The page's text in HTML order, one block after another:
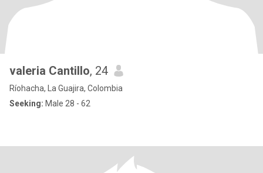
valeria Cantillo, 24
Ríohacha, La Guajira, Colombia
Seeking: Male 28 - 62